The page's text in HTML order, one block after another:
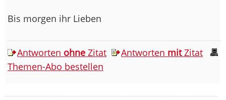
Bis morgen ihr Lieben
Antworten ohne Zitat Antworten mitZitat
Themen-Abo bestellen